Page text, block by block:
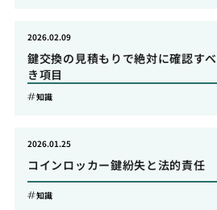
鍵交換の見積もりで絶対に確認すべ
き項目
2026.02.09
知識
コインロッカー鍵紛失と法的責任
2026.01.25
知識